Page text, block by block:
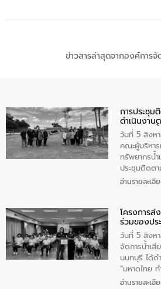
ข่าวสารล่าสุดจากองค์การจั
การประชุม
ดำเนินงา
ทรัพยากรน้
ปีงบประม
วันที่ 5 สิงห
คณะผู้บริหาร
ทรัพยากรน้
ประชุมติดตา
ตามพระรา
วัดสิงห์ จัง
สุขชื่น นายก
บริหารเทศบ
ประชาชนใ
ส่วนได้ส่วนเ
จัดการคุณภ
จังหวัดชัยนา
อ่านรายละเอี
โครงการส่
ร่วมของปร
แก้ไขปัญห
วันที่ 5 สิงห
จัดการน้ำเสี
นนทบุรี ได้ด
“มหาดไทย
จัดโครงการ
อ่านรายละเอี